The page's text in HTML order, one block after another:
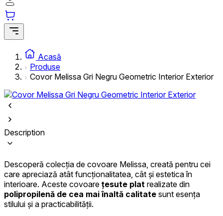
Acasă
Produse
Covor Melissa Gri Negru Geometric Interior Exterior
Description
Descoperă colecția de covoare Melissa, creată pentru cei
care apreciază atât funcționalitatea, cât și estetica în
interioare. Aceste covoare țesute plat realizate din
polipropilenă de cea mai înaltă calitate sunt esența
stilului și a practicabilității.
Cookie-urile statistice ajută deținătorii de site-uri să înțeleagă cum se
comportă diferiți utilizatori pe site, prin colectarea și raportarea
informațiilor anonime.
Cookie-urile de marketing
Cookie-urile de marketing sunt utilizate pentru a urmări utilizatorii pe
site-uri web. Scopul este de a afișa reclame care sunt relevante și
clasificare, împreună cu furnizorii fiecărei cookie.
Respinge